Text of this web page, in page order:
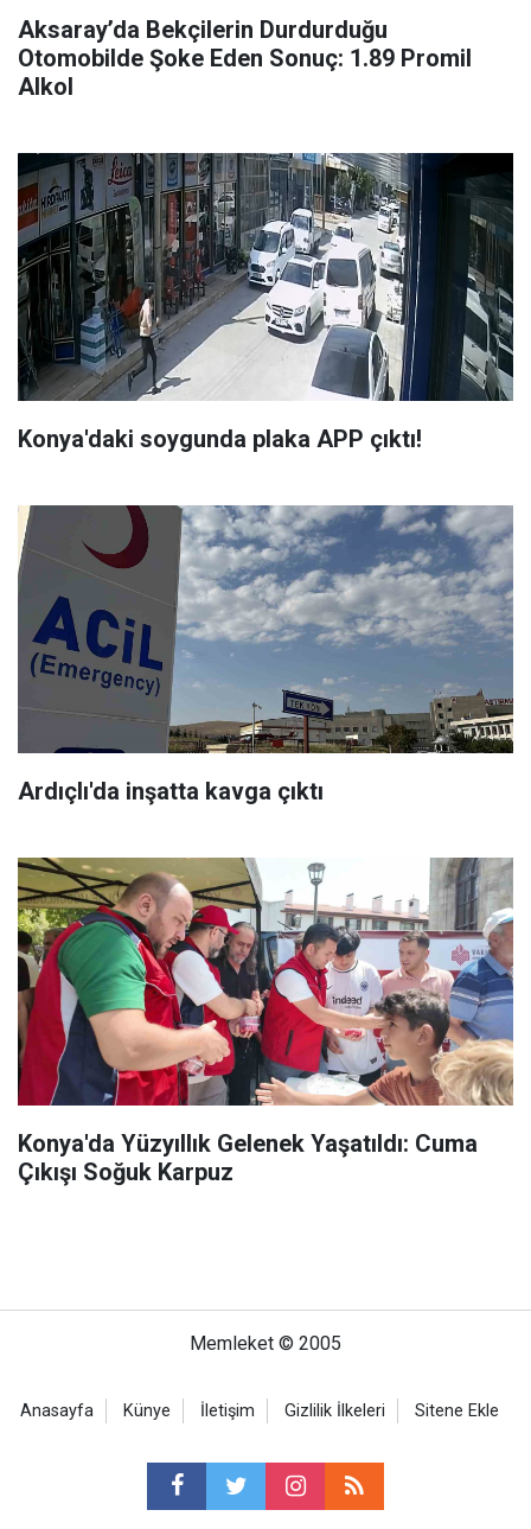
Aksaray’da Bekçilerin Durdurduğu
Otomobilde Şoke Eden Sonuç: 1.89 Promil
Alkol
Konya'daki soygunda plaka APP çıktı!
Ardıçlı'da inşatta kavga çıktı
Konya'da Yüzyıllık Gelenek Yaşatıldı: Cuma
Çıkışı Soğuk Karpuz
Memleket © 2005
Anasayfa Künye İletişim Gizlilik İlkeleri Sitene Ekle